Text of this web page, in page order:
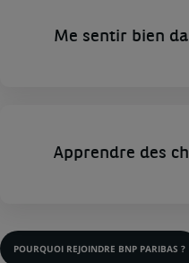
Me sentir bien
Apprendre des
POURQUOI REJOINDRE BNP PARIBAS ?